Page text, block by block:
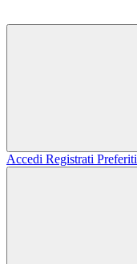
Accedi Registrati Preferiti